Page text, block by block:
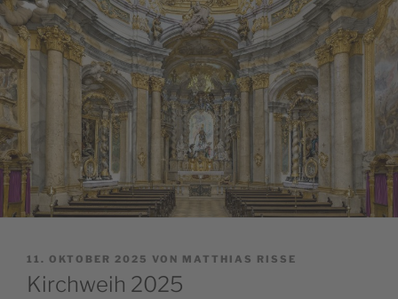
VERÖFFENTLICHT
AM
11. OKTOBER 2025 VON MATTHIAS RISSE
Kirchweih 2025